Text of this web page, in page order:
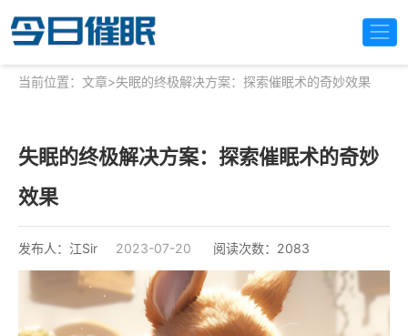
当前位置： 文章>失眠的终极解决方案：探索催眠术的奇妙效果
失眠的终极解决方案：探索催眠术的奇妙
效果
发布人：江Sir 2023-07-20 阅读次数：2083